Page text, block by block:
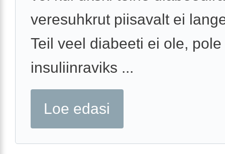
veresuhkrut piisavalt ei
Teil veel diabeeti ei ole, pole
insuliinraviks ...
Loe edasi